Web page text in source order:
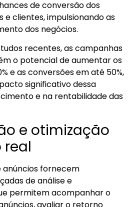
de conversão dos
e clientes, impulsionando as
dos negócios.
recentes, as campanhas
o potencial de aumentar os
e as conversões em até 50%,
significativo dessa
e na rentabilidade das
e otimização
fornecem
de análise e
permitem acompanhar o
avaliar o retorno